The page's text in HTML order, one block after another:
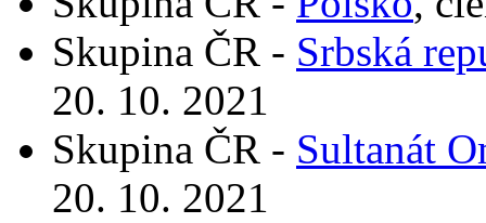
Skupina ČR - Srbská
20. 10. 2021
Skupina ČR - Sultanát
20. 10. 2021